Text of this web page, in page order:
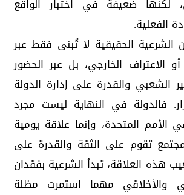
لكنها ضعيفة في اختبار الواقع
الفعلية.
الشرعية الحقيقية لا تُبنى فقط عبر
أو الاعتراف الخارجي، بل عبر الحضور
الشعبي والقدرة على إدارة الدولة
فالدولة في النهاية ليست مجرد
المتحدة، وإنما علاقة يومية
تقوم على الثقة والقدرة على
هذه العلاقة، تبدأ الشرعية بفقدان
والأخلاقي مهما استمرت مظلة